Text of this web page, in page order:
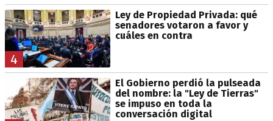
4
Ley de Propiedad Privada: qué
senadores votaron a favor y
cuáles en contra
El Gobierno perdió la pulseada
del nombre: la "Ley de Tierras"
se impuso en toda la
conversación digital